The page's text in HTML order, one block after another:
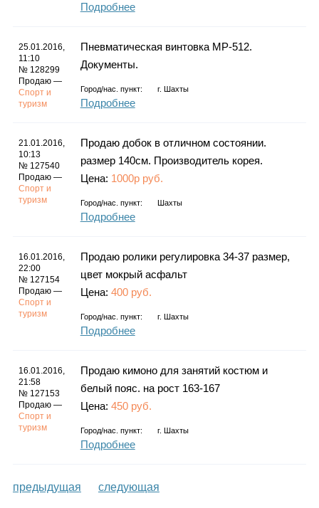
Подробнее
25.01.2016,
11:10
№ 128299
Продаю —
Спорт и
туризм
Пневматическая винтовка МР-512.
Документы.
Город/нас. пункт: г. Шахты
Подробнее
21.01.2016,
10:13
№ 127540
Продаю —
Спорт и
туризм
Продаю добок в отличном состоянии.
размер 140см. Производитель корея.
Цена: 1000р руб.
Город/нас. пункт: Шахты
Подробнее
16.01.2016,
22:00
№ 127154
Продаю —
Спорт и
туризм
Продаю ролики регулировка 34-37 размер,
цвет мокрый асфальт
Цена: 400 руб.
Город/нас. пункт: г. Шахты
Подробнее
16.01.2016,
21:58
№ 127153
Продаю —
Спорт и
туризм
Продаю кимоно для занятий костюм и
белый пояс. на рост 163-167
Цена: 450 руб.
Город/нас. пункт: г. Шахты
Подробнее
предыдущая следующая